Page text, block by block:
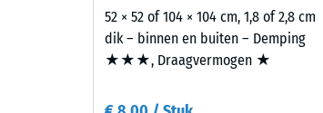
oppervlak
met
mediterrane
52 × 52 of 104 × 104 cm, 1,8 of 2,8 cm
dik – binnen en buiten – Demping
★★★, Draagvermogen ★